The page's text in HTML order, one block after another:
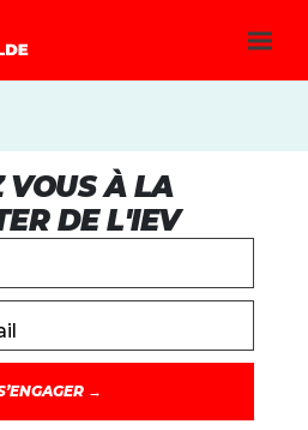
VOUS À LA
DE L'IEV